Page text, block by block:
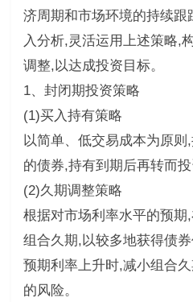
济周期和市场环境的持续跟
入分析,灵活运用上述策略,
调整,以达成投资目标。
1、封闭期投资策略
(1)买入持有策略
以简单、低交易成本为原
的债券,持有到期后再转而投
(2)久期调整策略
根据对市场利率水平的预
组合久期,以较多地获得债
预期利率上升时,减小组合
的风险。